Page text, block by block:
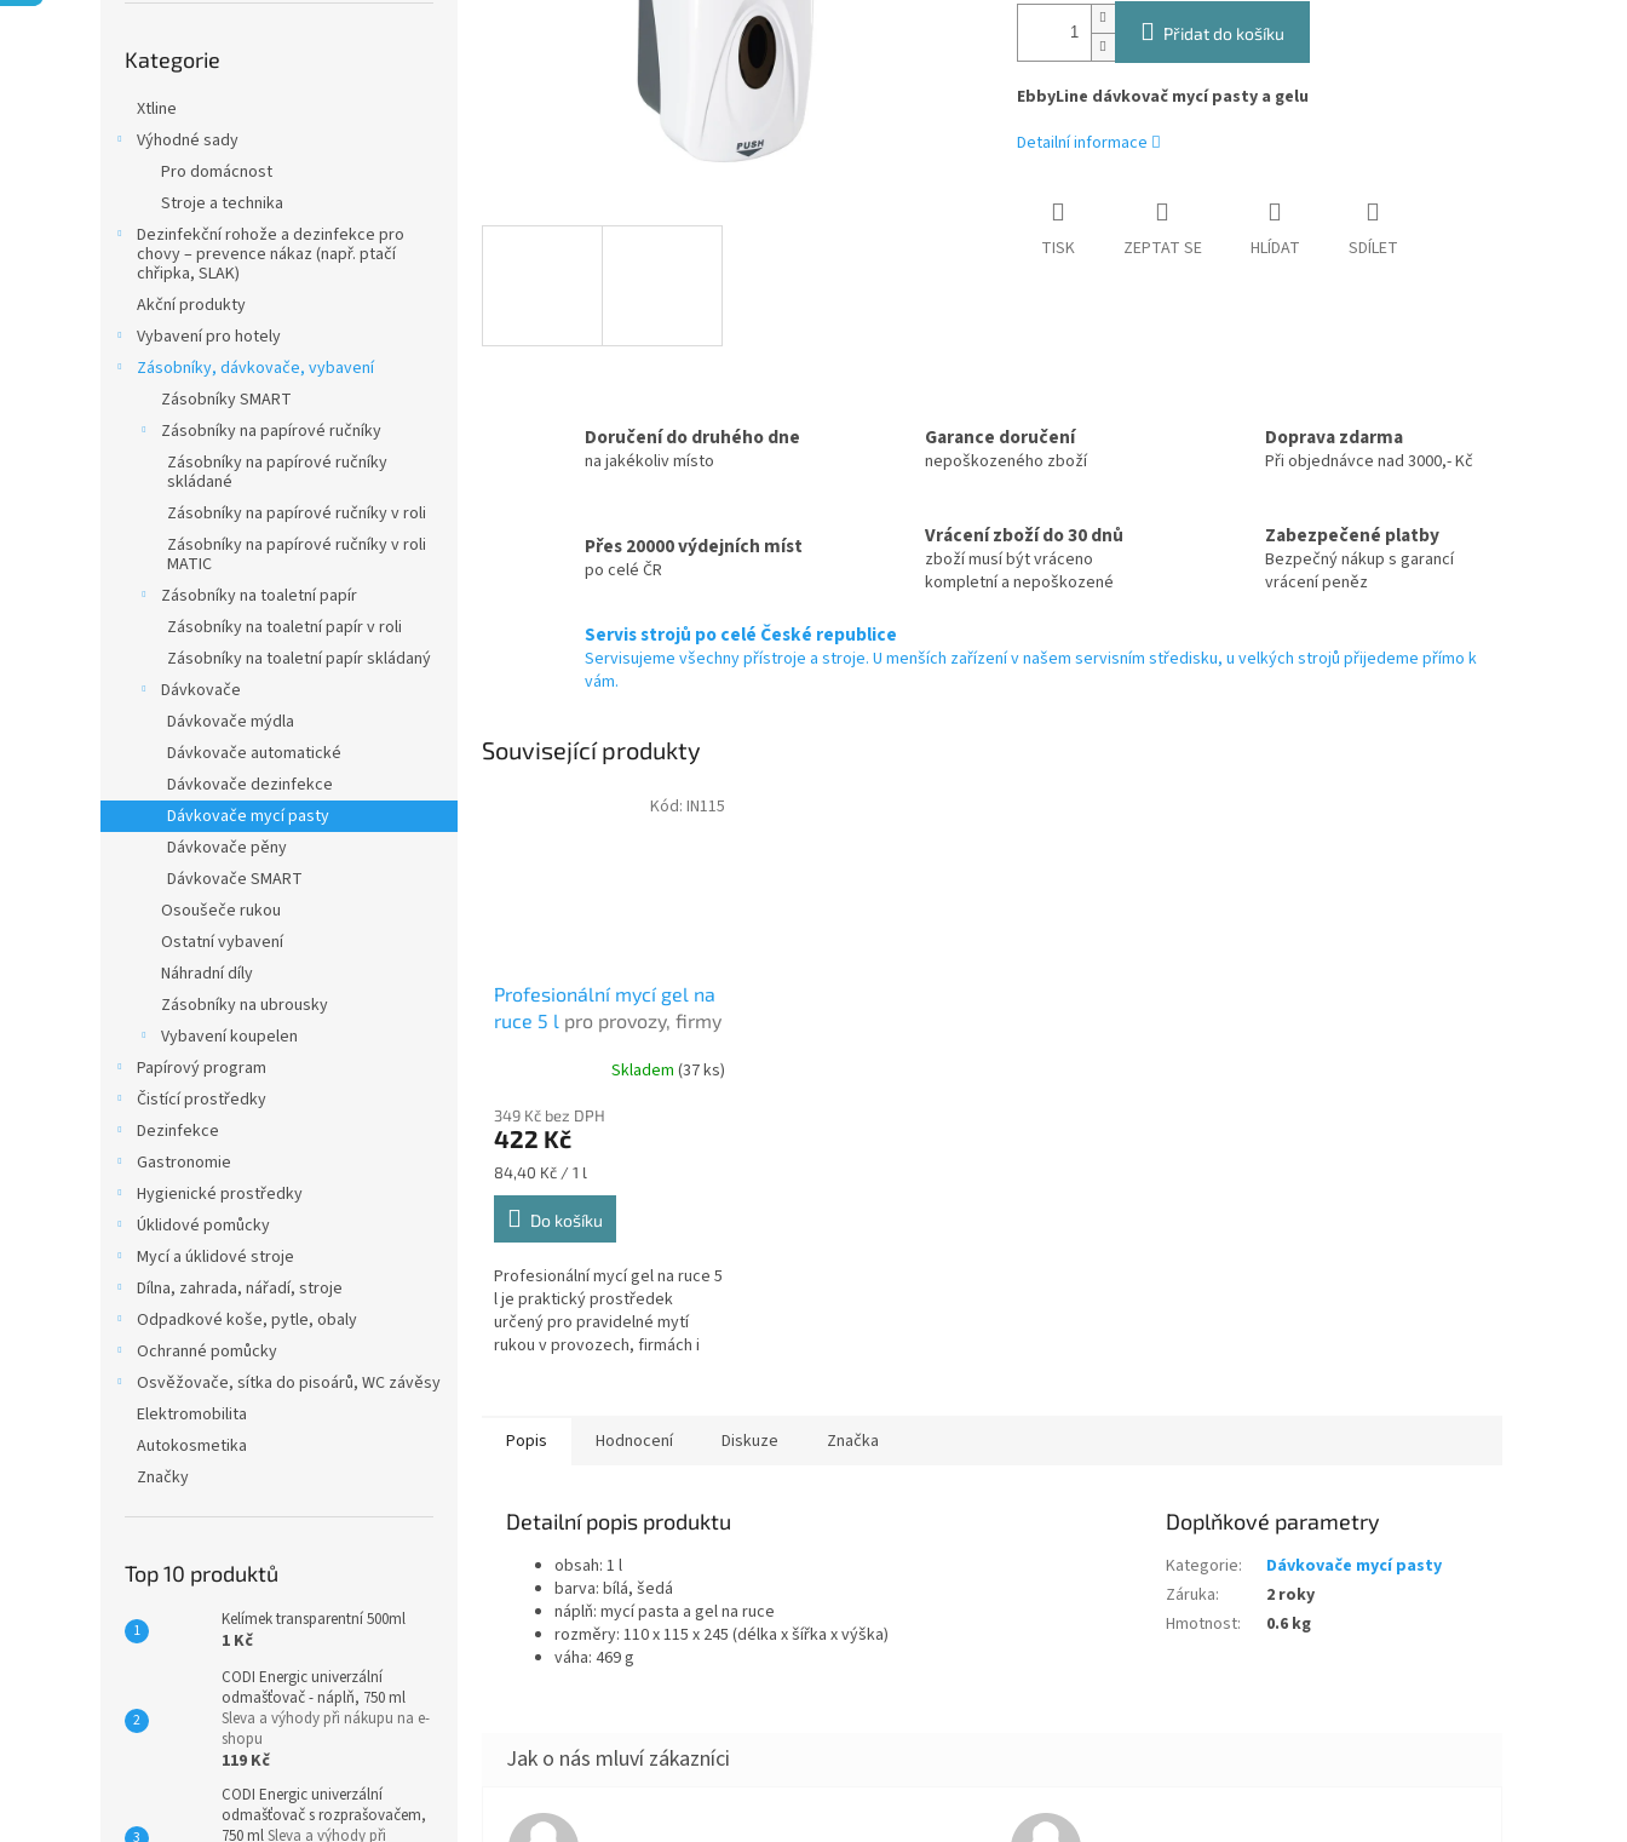
kategorie
Kategorie
Xtline
Výhodné sady
Pro domácnost
Stroje a technika
Dezinfekční rohože a dezinfekce pro
chovy – prevence nákaz (např. ptačí
chřipka, SLAK)
Akční produkty
Vybavení pro hotely
Zásobníky, dávkovače, vybavení
Zásobníky SMART
Zásobníky na papírové ručníky
Zásobníky na papírové ručníky
skládané
Zásobníky na papírové ručníky v roli
Zásobníky na papírové ručníky v roli
MATIC
Zásobníky na toaletní papír
Zásobníky na toaletní papír v roli
Zásobníky na toaletní papír skládaný
Dávkovače
Dávkovače mýdla
Dávkovače automatické
Dávkovače dezinfekce
Dávkovače mycí pasty
Dávkovače pěny
Dávkovače SMART
Osoušeče rukou
Ostatní vybavení
Náhradní díly
Zásobníky na ubrousky
Vybavení koupelen
Papírový program
Čistící prostředky
Dezinfekce
Gastronomie
Hygienické prostředky
Úklidové pomůcky
Mycí a úklidové stroje
Dílna, zahrada, nářadí, stroje
Odpadkové koše, pytle, obaly
Ochranné pomůcky
Osvěžovače, sítka do pisoárů, WC závěsy
Elektromobilita
Autokosmetika
Značky
Top 10 produktů
Kelímek transparentní 500ml
1 Kč
CODI Energic univerzální
odmašťovač - náplň, 750 ml
Sleva a výhody při nákupu na e-
shopu
119 Kč
CODI Energic univerzální
odmašťovač s rozprašovačem,
750 mlSleva a výhody při
Přidat do košíku
EbbyLine dávkovač mycí pasty a gelu
Detailní informace
TISK ZEPTAT SE HLÍDAT SDÍLET
Doručení do druhého dne
na jakékoliv místo
Garance doručení
nepoškozeného zboží
Doprava zdarma
Při objednávce nad 3000,- Kč
Přes 20000 výdejních míst
po celé ČR
Vrácení zboží do 30 dnů
zboží musí být vráceno
kompletní a nepoškozené
Zabezpečené platby
Bezpečný nákup s garancí
vrácení peněz
Servis strojů po celé České republice
Servisujeme všechny přístroje a stroje. U menších zařízení v našem servisním středisku, u velkých strojů přijedeme přímo k
vám.
Související produkty
Profesionální mycí gel na
ruce 5 l pro provozy, firmy
produktu
je
5,0
hvězdiček.
Skladem (37 ks)
349 Kč bez DPH
422 Kč
Měrná
cena:
84,40 Kč / 1 l
Do košíku
Profesionální mycí gel na ruce 5
l je praktický prostředek
určený pro pravidelné mytí
rukou v provozech, firmách i
Kód: IN115
Popis Hodnocení Diskuze Značka
Detailní popis produktu
obsah: 1 l
barva: bílá, šedá
náplň: mycí pasta a gel na ruce
rozměry: 110 x 115 x 245 (délka x šířka x výška)
váha: 469 g
Doplňkové parametry
Kategorie:
Dávkovače mycí pasty
Záruka:
2 roky
Hmotnost: 0.6 kg